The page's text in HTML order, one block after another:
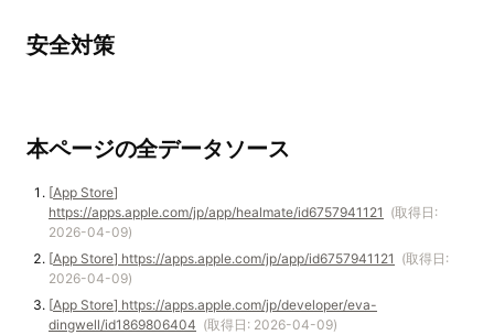
安全対策
本ページの全データソース
[App Store]
https://apps.apple.com/jp/app/healmate/id6757941121 (取得日:
2026-04-09)
[App Store] https://apps.apple.com/jp/app/id6757941121 (取得日:
2026-04-09)
[App Store] https://apps.apple.com/jp/developer/eva-
dingwell/id1869806404 (取得日: 2026-04-09)